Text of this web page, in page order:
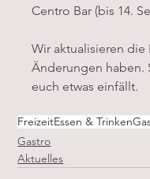
Centro Bar (bis 14.
Wir aktualisieren die
Änderungen haben.
euch etwas einfällt.
FreizeitEssen & Trinken
Gastro
Aktuelles